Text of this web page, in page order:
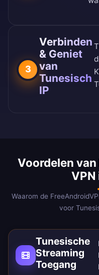
3
Verbinden
& Geniet
van
Tunesisch
IP
Voordelen
VPN
Waarom de
voor
Tunesische
Streaming
Toegang